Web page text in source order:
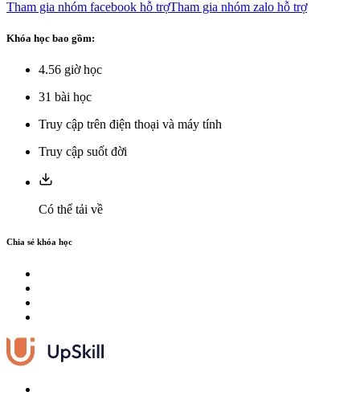
Tham gia nhóm facebook hỗ trợTham gia nhóm zalo hỗ trợ
Khóa học bao gồm:
4.56 giờ học
31 bài học
Truy cập trên điện thoại và máy tính
Truy cập suốt đời
Có thể tải về
Chia sẻ khóa học